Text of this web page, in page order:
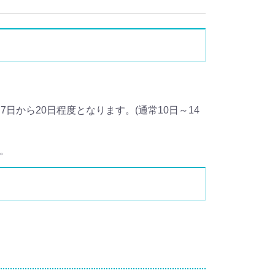
日から20日程度となります。(通常10日～14